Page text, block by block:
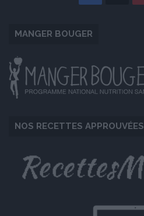
MANGER BOUGER
NOS RECETTES APPROUVÉES